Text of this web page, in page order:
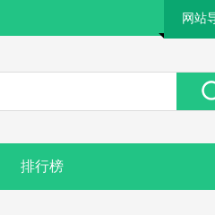
网站
排行榜